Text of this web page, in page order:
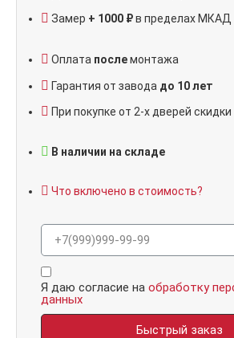
Замер + 1000 ₽в пределах МКАД
Оплата послемонтажа
Гарантия от завода до 10 лет
При покупке от 2-х дверей скидки
В наличии на складе
Что включено в стоимость?
Я даю согласие на обработку
данных
Быстрый заказ